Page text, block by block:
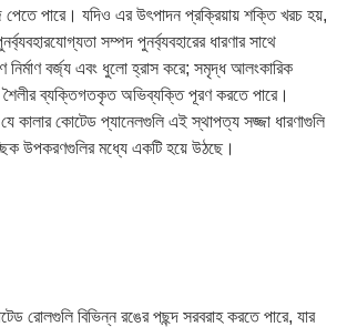
পেতে পারে। যদিও এর উৎপাদন প্রক্রিয়ায় শক্তি খরচ হয়,
সম্পদ পুনর্ব্যবহারের ধারণার সাথে
নির্মাণ বর্জ্য এবং ধুলো হ্রাস করে; সমৃদ্ধ আলংকারিক
শৈলীর ব্যক্তিগতকৃত অভিব্যক্তি পূরণ করতে পারে।
কালার কোটেড প্যানেলগুলি এই স্থাপত্য সজ্জা ধারণাগুলি
উপকরণগুলির মধ্যে একটি হয়ে উঠছে।
রোলগুলি বিভিন্ন রঙের পছন্দ সরবরাহ করতে পারে, যার